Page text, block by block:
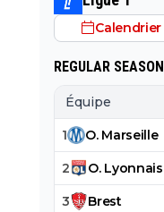
Calendrier
REGULAR SEASON
Équipe
1 O. Marseille
2 O. Lyonnais
3 Brest